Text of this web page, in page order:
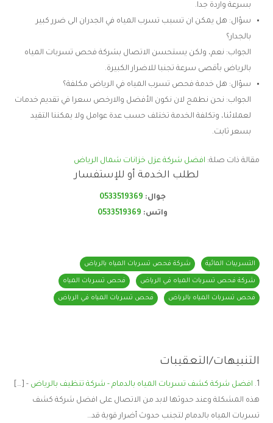
بسرعة واردة جدا.
سؤال: هل يمكن ان تسبب تسرب المياه في الجدران الى ضرر كبير
بالجدار؟
الجواب: نعم، ولكن يستحسن الاتصال بشركة فحص تسربات المياه
بالرياض بأقصى سرعة تجنبا للاضرار الكبيرة.
سؤال: هل خدمة فحص تسرب المياه في الرياض مكلفة؟
الجواب: نحن نطمح لان نكون الأفضل والارخص سعرا في تقديم خدمات
لعملائنا، وتكلفة الخدمة تختلف حسب عدة عوامل ولا يمكننا التقيد
بسعر ثابت.
مقالة ذات صلة: افضل شركة عزل خزانات شمال الرياض
لطلب الخدمة أو للإستفسار
جوال: 0533519369
واتس: 0533519369
التسريبات المائية شركة فحص تسربات المياه بالرياض
شركة فحص تسربات المياه في الرياض فحص تسربات المياه
فحص تسربات المياه بالرياض فحص تسربات المياه في الرياض
التنبيهات/التعقيبات
افضل شركة كشف تسربات المياه بالدمام - شركة تنظيف بالرياض - […]
هذه المشكلة وعند حدوثها لابد من الاتصال على افضل شركة كشف
تسربات المياه بالدمام لتجنب حدوث أضرار قوية قد…